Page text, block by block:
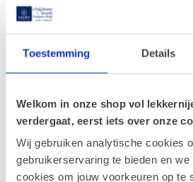
Toestemming Details
Welkom in onze shop vol
verdergaat, eerst iets over onze
Wij gebruiken analytische cookies
gebruikerservaring te bieden en
cookies om jouw voorkeuren op te
Wie graag chocolade ontdekt met een
smaakbeleving die lang blijft
chocolade bijzonder geliefd bij mensen
en nét dat tikkeltje meer zoeken.
Binnen deze categorie vind je ook
andere lekkernijen zoals